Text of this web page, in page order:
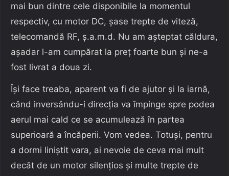
mai bun dintre cele disponibile la momentul
respectiv, cu motor DC, șase trepte de viteză,
telecomandă RF, ș.a.m.d. Nu am așteptat căldura,
așadar l-am cumpărat la preț foarte bun și ne-a
fost livrat a doua zi.
Își face treaba, aparent va fi de ajutor și la iarnă,
când inversându-i direcția va împinge spre podea
aerul mai cald ce se acumulează în partea
superioară a încăperii. Vom vedea. Totuși, pentru
a dormi liniștit vara, ai nevoie de ceva mai mult
decât de un motor silențios și multe trepte de